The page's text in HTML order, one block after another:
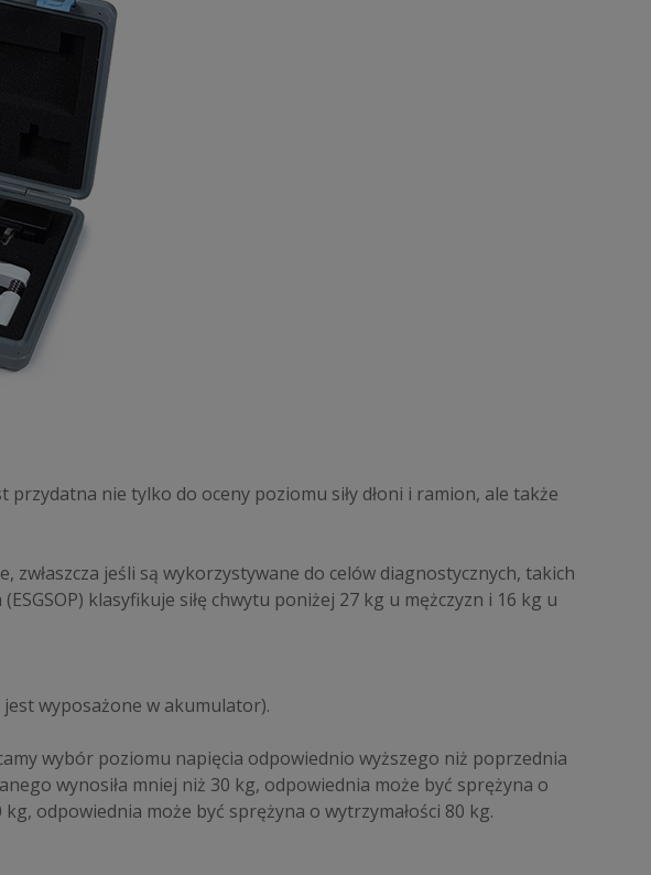
przydatna nie tylko do oceny poziomu siły dłoni i ramion, ale także
jeśli są wykorzystywane do celów diagnostycznych, takich
klasyfikuje siłę chwytu poniżej 27 kg u mężczyzn i 16 kg u
wyposażone w akumulator).
wybór poziomu napięcia odpowiednio wyższego niż poprzednia
wynosiła mniej niż 30 kg, odpowiednia może być sprężyna o
odpowiednia może być sprężyna o wytrzymałości 80 kg.